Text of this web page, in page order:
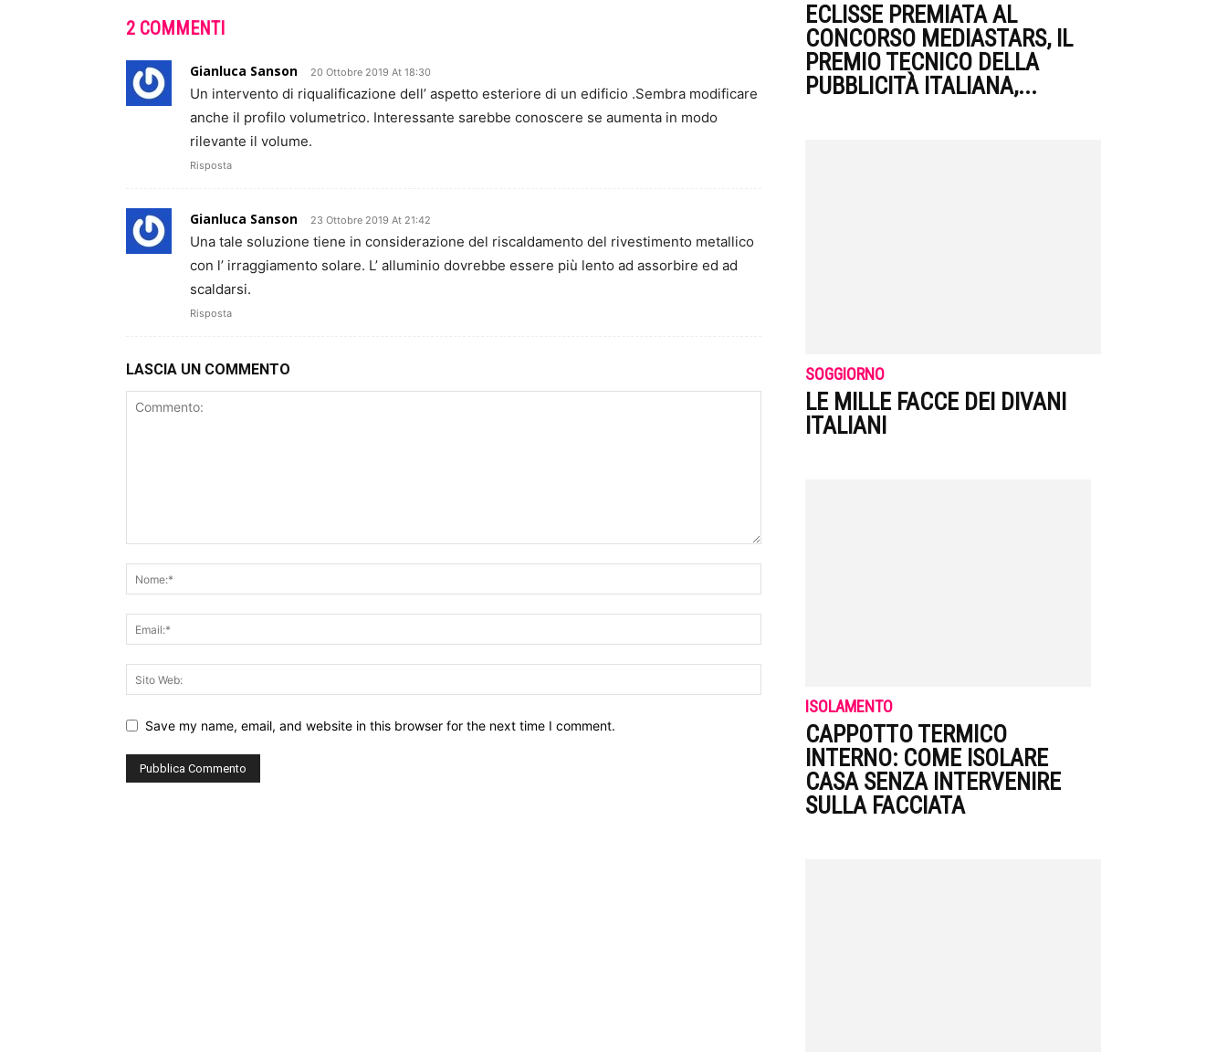
2 COMMENTI
Gianluca Sanson 20 Ottobre 2019 At 18:30
Un intervento di riqualificazione dell’ aspetto esteriore di un edificio .Sembra modificare
anche il profilo volumetrico. Interessante sarebbe conoscere se aumenta in modo
rilevante il volume.
Risposta
Gianluca Sanson 23 Ottobre 2019 At 21:42
Una tale soluzione tiene in considerazione del riscaldamento del rivestimento metallico
con l’ irraggiamento solare. L’ alluminio dovrebbe essere più lento ad assorbire ed ad
scaldarsi.
Risposta
LASCIA UN COMMENTO
Save my name, email, and website in this browser for the next time I comment.
ECLISSE PREMIATA AL
CONCORSO MEDIASTARS, IL
PREMIO TECNICO DELLA
PUBBLICITÀ ITALIANA,...
SOGGIORNO
LE MILLE FACCE DEI DIVANI
ITALIANI
ISOLAMENTO
CAPPOTTO TERMICO
INTERNO: COME ISOLARE
CASA SENZA INTERVENIRE
SULLA FACCIATA